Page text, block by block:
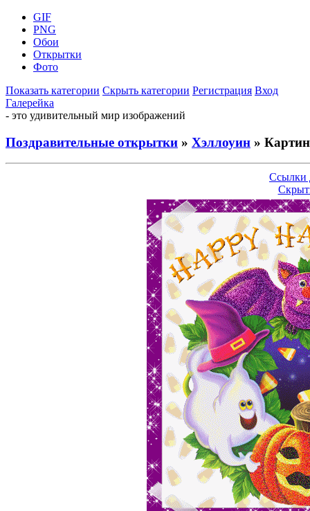
GIF
PNG
Обои
Открытки
Фото
Показать категории Скрыть категории Регистрация Вход
Галерейка
- это удивительный мир изображений
Поздравительные открытки » Хэллоуин »
Ссылки